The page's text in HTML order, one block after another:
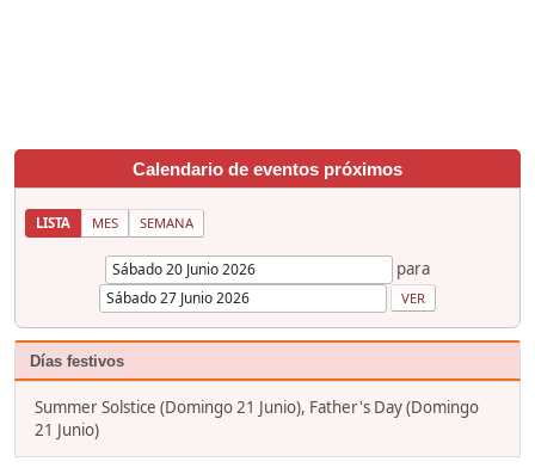
Calendario de eventos próximos
LISTA MES SEMANA
para
Días festivos
Summer Solstice (Domingo 21 Junio), Father's Day (Domingo
21 Junio)